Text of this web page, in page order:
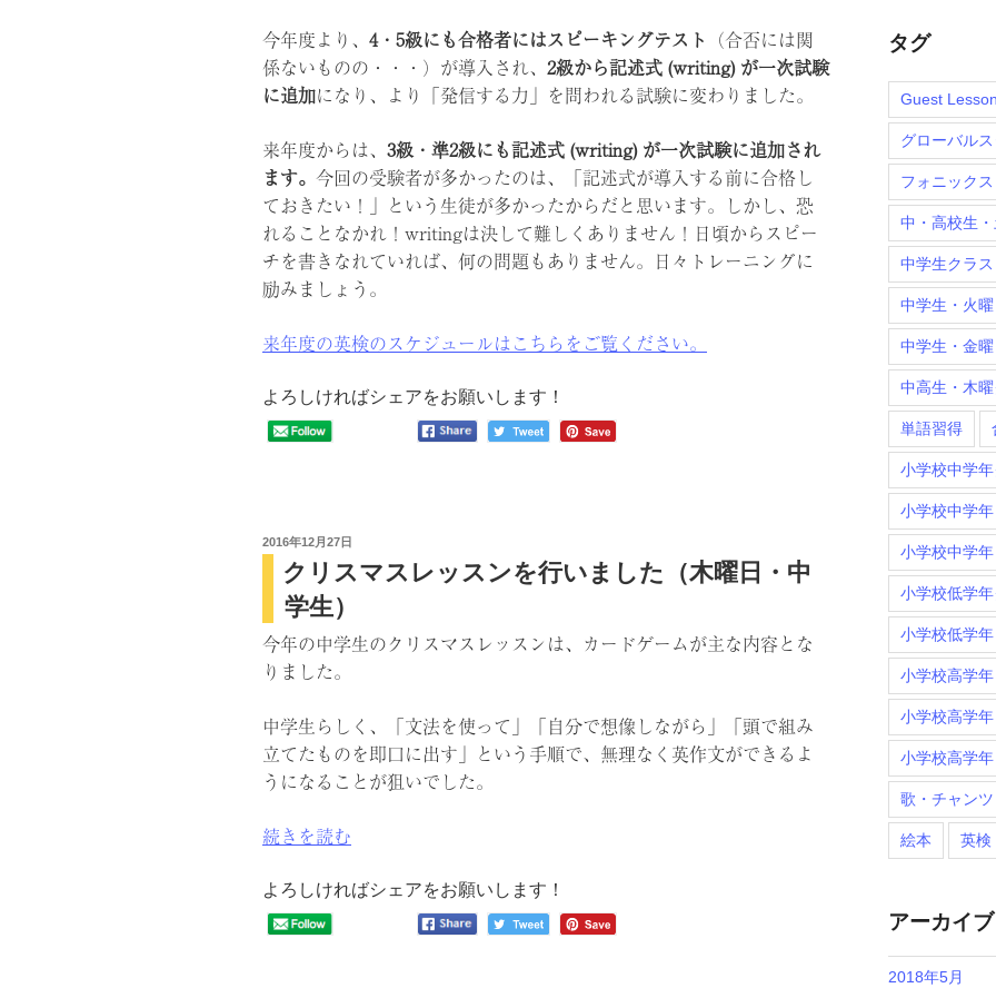
今年度より、 4・5級にも合格者にはスピーキングテスト （合否には関
係ないものの・・・）が導入され、 2級から記述式 (writing) が一次試験
に追加になり、より「発信する力」を問われる試験に変わりました。
来年度からは、 3級・準2級にも記述式 (writing) が一次試験に追加され
ます。 今回の受験者が多かったのは、「記述式が導入する前に合格し
ておきたい！」という生徒が多かったからだと思います。しかし、恐
れることなかれ！writingは決して難しくありません！日頃からスピー
チを書きなれていれば、何の問題もありません。日々トレーニングに
励みましょう。
来年度の英検のスケジュールはこちらをご覧ください。
よろしければシェアをお願いします！
投
2016年12月27日
クリスマスレッスンを行いました（木曜日・中
学生）
今年の中学生のクリスマスレッスンは、カードゲームが主な内容とな
りました。
中学生らしく、「文法を使って」「自分で想像しながら」「頭で組み
立てたものを即口に出す」という手順で、無理なく英作文ができるよ
うになることが狙いでした。
“ク
ス
マ
続きを読む
よろしければシェアをお願いします！
タグ
Guest
グローバル
フォニックス
中・高校生
中学生クラス
中学生・火
中学生・金
中高生・木
単語習得
小学校中学
小学校中学
小学校中学
小学校低学
小学校低学
小学校高学
小学校高学
小学校高学
歌・チャン
絵本 英検
アーカイブ
2018年5月